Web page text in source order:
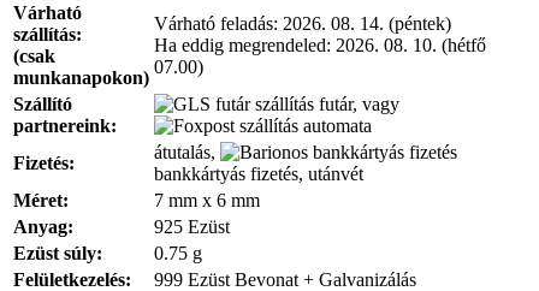
Várható
szállítás:
(csak
munkanapokon)
Várható feladás: 2026. 08. 14. (péntek)
Ha eddig megrendeled: 2026. 08. 10. (hétfő
07.00)
Szállító
partnereink:
futár, vagy
automata
Fizetés:
átutalás,
bankkártyás fizetés, utánvét
Méret:
7 mm x 6 mm
Anyag:
925 Ezüst
Ezüst súly:
0.75 g
Felületkezelés:
999 Ezüst Bevonat + Galvanizálás